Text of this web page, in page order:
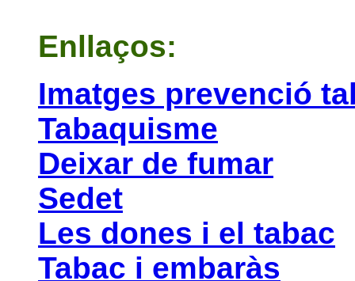
Enllaços:
Imatges prevenció
Tabaquisme
Deixar de fumar
Sedet
Les dones i el tabac
Tabac i embaràs